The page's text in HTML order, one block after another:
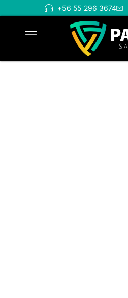
+56 55 296 3674